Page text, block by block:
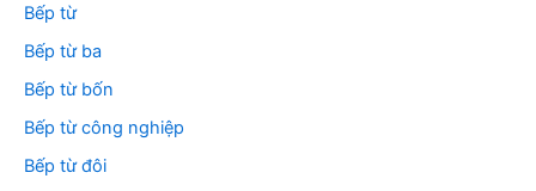
Bếp từ
Bếp từ ba
Bếp từ bốn
Bếp từ công nghiệp
Bếp từ đôi